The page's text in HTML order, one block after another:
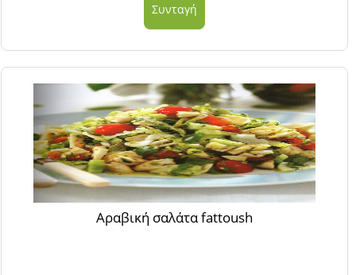
Συνταγή
Αραβική σαλάτα fattoush